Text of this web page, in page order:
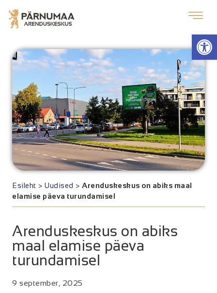
Esileht > Uudised > Arenduskeskus on abiks maal
elamise päeva turundamisel
Arenduskeskus on abiks
maal elamise päeva
turundamisel
9 september, 2025